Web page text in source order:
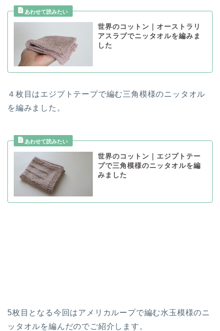
世界のコットン｜オーストラリ
アスラブでニッタオルを編みま
した
４枚目はエジプトテープで編む三角模様のニッタオル
を編みました。
世界のコットン｜エジプトテー
プで三角模様のニッタオルを編
みました
5枚目となる今回はアメリカループで編む水玉模様のニ
ッタオルを編んだのでご紹介します。